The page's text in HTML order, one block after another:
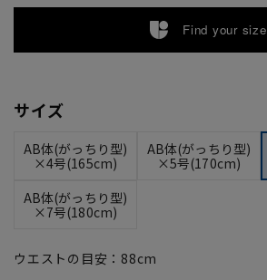
Find your size
サイズ
AB体(がっちり型)
×4号(165cm)
AB体(がっちり型)
×5号(170cm)
AB体(がっちり型)
×7号(180cm)
ウエストの目安： 88cm